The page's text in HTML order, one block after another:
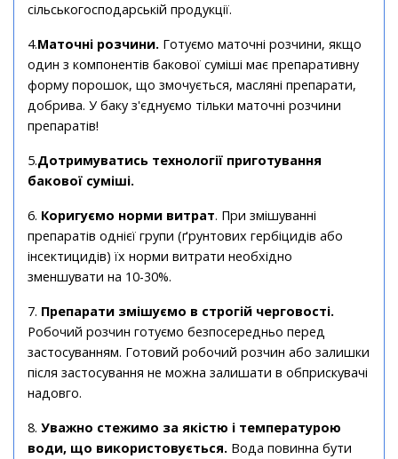
сільськогосподарській продукції.
4.Маточні розчини. Готуємо маточні розчини, якщо
один з компонентів бакової суміші має препаративну
форму порошок, що змочується, масляні препарати,
добрива. У баку з'єднуємо тільки маточні розчини
препаратів!
5.Дотримуватись технології приготування
бакової суміші.
6. Коригуємо норми витрат. При змішуванні
препаратів однієї групи (ґрунтових гербіцидів або
інсектицидів) їх норми витрати необхідно
зменшувати на 10-30%.
7. Препарати змішуємо в строгій черговості.
Робочий розчин готуємо безпосередньо перед
застосуванням. Готовий робочий розчин або залишки
після застосування не можна залишати в обприскувачі
надовго.
8. Уважно стежимо за якістю і температурою
води, що використовується. Вода повинна бути